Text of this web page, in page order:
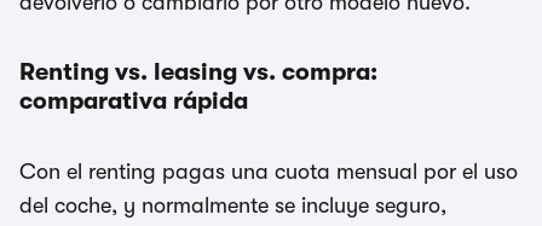
Renting vs. leasing vs. compra:
comparativa rápida
Con el renting pagas una cuota mensual por el uso
del coche, y normalmente se incluye seguro,